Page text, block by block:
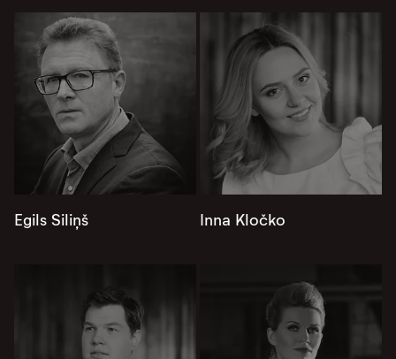
Egils Siliņš Inna Kločko